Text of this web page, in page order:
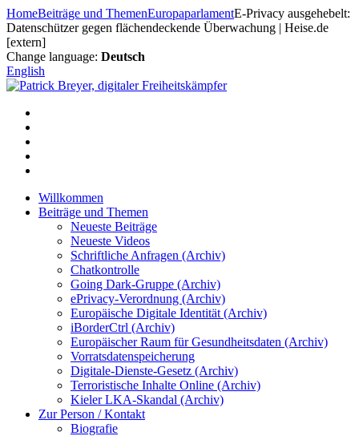
Zum
Inhalt
springen
HomeBeiträge und ThemenEuropaparlamentE-Privacy ausgehebelt:
Datenschützer gegen flächendeckende Überwachung | Heise.de
[extern]
Change language: Deutsch
English
Willkommen
Beiträge und Themen
Neueste Beiträge
Neueste Videos
Schriftliche Anfragen (Archiv)
Chatkontrolle
Going Dark-Gruppe (Archiv)
ePrivacy-Verordnung (Archiv)
Europäische Digitale Identität (Archiv)
iBorderCtrl (Archiv)
Europäischer Raum für Gesundheitsdaten (Archiv)
Vorratsdatenspeicherung
Digitale-Dienste-Gesetz (Archiv)
Terroristische Inhalte Online (Archiv)
Kieler LKA-Skandal (Archiv)
Zur Person / Kontakt
Biografie